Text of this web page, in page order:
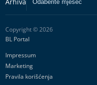
Copyright © 2026
BL Portal
Impressum
Marketing
Pravila korišćenja